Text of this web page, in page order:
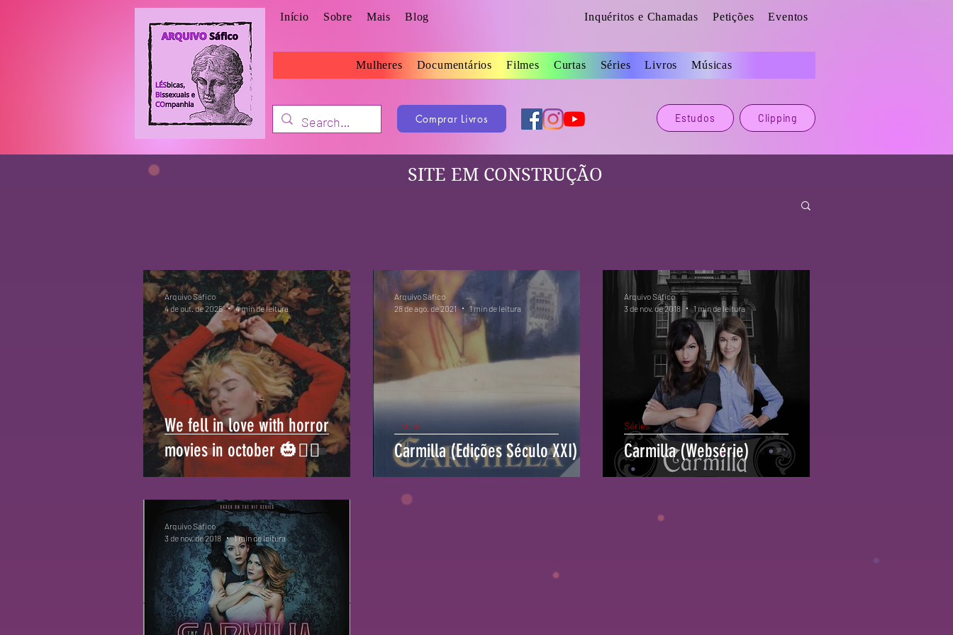
Início Sobre Mais Blog Inquéritos e Chamadas Petições Eventos
Mulheres Documentários Filmes Curtas Séries Livros Músicas
Comprar Livros Estudos Clipping
SITE EM CONSTRUÇÃO
We fell in love with horror
movies in october 🎃🧛‍♀️
Filmes
Arquivo Sáfico
4 de out. de 2025
4 min de leitura
Carmilla (Edições Século XXI)
Livros
Arquivo Sáfico
28 de ago. de 2021
1 min de leitura
Carmilla (Websérie)
Séries
Arquivo Sáfico
3 de nov. de 2018
1 min de leitura
Arquivo Sáfico
3 de nov. de 2018
1 min de leitura